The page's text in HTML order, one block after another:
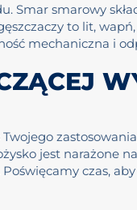
smarowy
to lit,
mechaniczna i
jest narażone
czas,